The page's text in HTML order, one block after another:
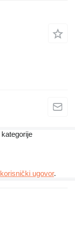
korisnički ugovor.